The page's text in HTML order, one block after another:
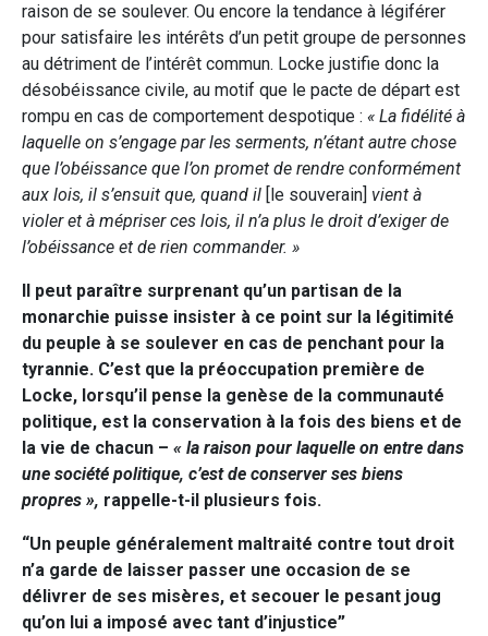
raison de se soulever. Ou encore la tendance à légiférer
pour satisfaire les intérêts d’un petit groupe de personnes
au détriment de l’intérêt commun. Locke justifie donc la
désobéissance civile, au motif que le pacte de départ est
rompu en cas de comportement despotique : « La fidélité à
laquelle on s’engage par les serments, n’étant autre chose
que l’obéissance que l’on promet de rendre conformément
aux lois, il s’ensuit que, quand il [le souverain] vient à
violer et à mépriser ces lois, il n’a plus le droit d’exiger de
l’obéissance et de rien commander. »
Il peut paraître surprenant qu’un partisan de la
monarchie puisse insister à ce point sur la légitimité
du peuple à se soulever en cas de penchant pour la
tyrannie. C’est que la préoccupation première de
Locke, lorsqu’il pense la genèse de la communauté
politique, est la conservation à la fois des biens et de
la vie de chacun – « la raison pour laquelle on entre dans
une société politique, c’est de conserver ses biens
propres », rappelle-t-il plusieurs fois.
“Un peuple généralement maltraité contre tout droit
n’a garde de laisser passer une occasion de se
délivrer de ses misères, et secouer le pesant joug
qu’on lui a imposé avec tant d’injustice”